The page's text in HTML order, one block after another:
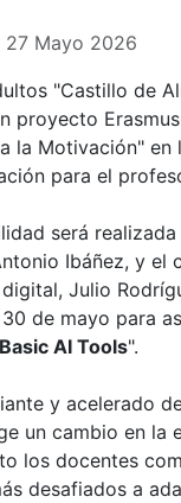
27 Mayo 2026
"Castillo de
proyecto
la Motivación" en
para el
será
Ibáñez, y el
Julio
de mayo para
AI Tools".
y acelerado
un cambio en la
los docentes
desafiados a